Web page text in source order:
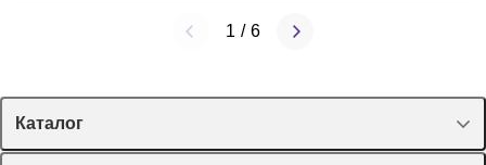
1 / 6
Каталог